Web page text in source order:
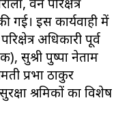
गई। इस कार्यवाही में
अधिकारी पूर्व
सुश्री पुष्पा नेताम
प्रभा ठाकुर
श्रमिकों का विशेष